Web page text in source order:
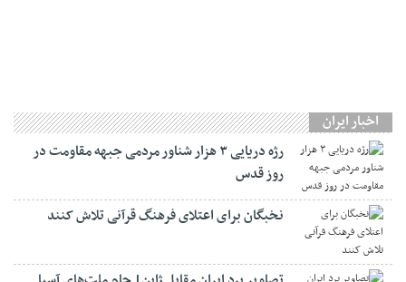
اخبار ایران
رژه دریایی ۳ هزار شناور مردمی جبهه مقاومت در
روز قدس
نخبگان برای اعتلای فرهنگ قرآنی تلاش کنند